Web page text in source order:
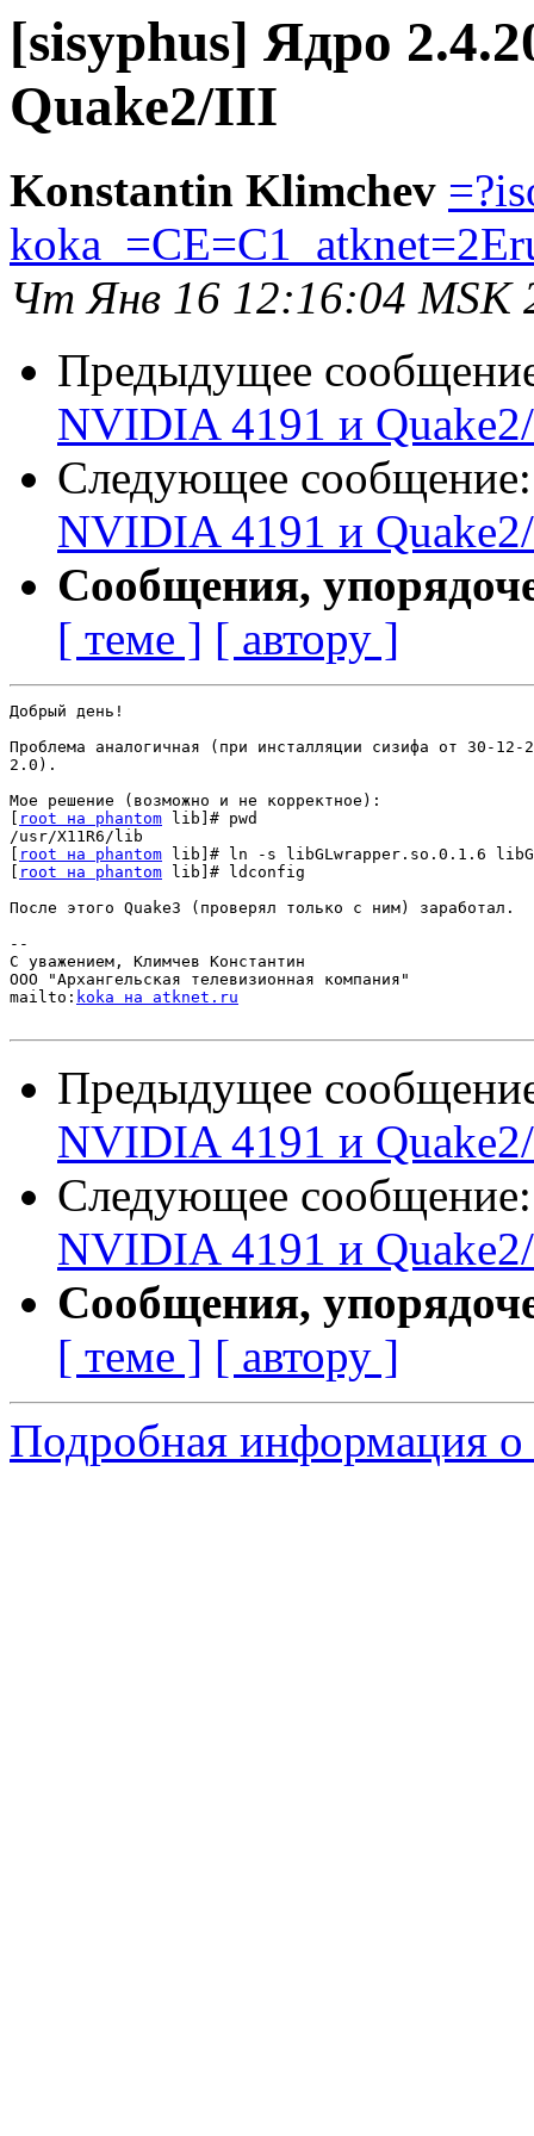
[sisyphus] Ядро
Quake2/III
Konstantin Klimchev
Чт Янв 16 12:16:04 MSK
Предыдущее
NVIDIA 4191 и
Следующее
NVIDIA 4191 и
Сообщения,
[ теме ] [ автору ]
Добрый день!
Проблема аналогичная (при инсталляции сизифа от 30-
2.0).
Мое решение (возможно и не корректное):
root на phantom lib]# pwd
/usr/X11R6/lib
root на phantom lib]# ln -s libGLwrapper.so.0.1.6
root на phantom lib]# ldconfig
После этого Quake3 (проверял только с ним) заработал.
--
С уважением, Климчев Константин
ООО "Архангельская телевизионная компания"
mailto: koka на atknet.ru
Предыдущее
NVIDIA 4191 и
Следующее
NVIDIA 4191 и
Сообщения,
[ теме ] [ автору ]
Подробная информация о